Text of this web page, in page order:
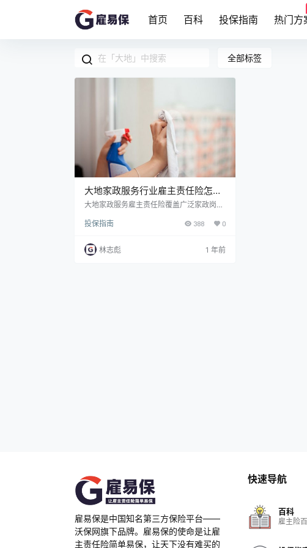
首页 百科 投保指南 热门方
全部标签
大地家政服务行业雇主责任险怎么
样？多少钱？有什么优势？
大地家政服务雇主责任险覆盖广泛家政岗
责任及法律费用，理赔条件明确，适合家政
友好。 大地家政服务行业雇主责任险怎么
样？ 大地家政服务行业雇主责任险16-65周
投保指南 388 0
林志彪 1 年前
雇易保是中国知名第三方保险平台——
沃保网旗下品牌。雇易保的使命是让雇
主责任险简单易保，让天下没有难买的
快速导航
百科
雇主险